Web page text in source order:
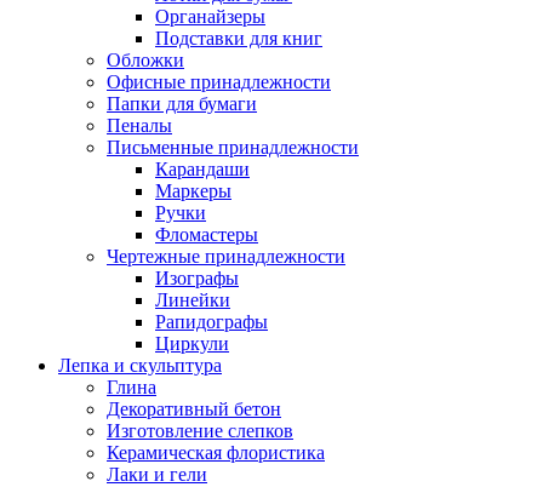
Органайзеры
Подставки для книг
Обложки
Офисные принадлежности
Папки для бумаги
Пеналы
Письменные принадлежности
Карандаши
Маркеры
Ручки
Фломастеры
Чертежные принадлежности
Изографы
Линейки
Рапидографы
Циркули
Лепка и скульптура
Глина
Декоративный бетон
Изготовление слепков
Керамическая флористика
Лаки и гели